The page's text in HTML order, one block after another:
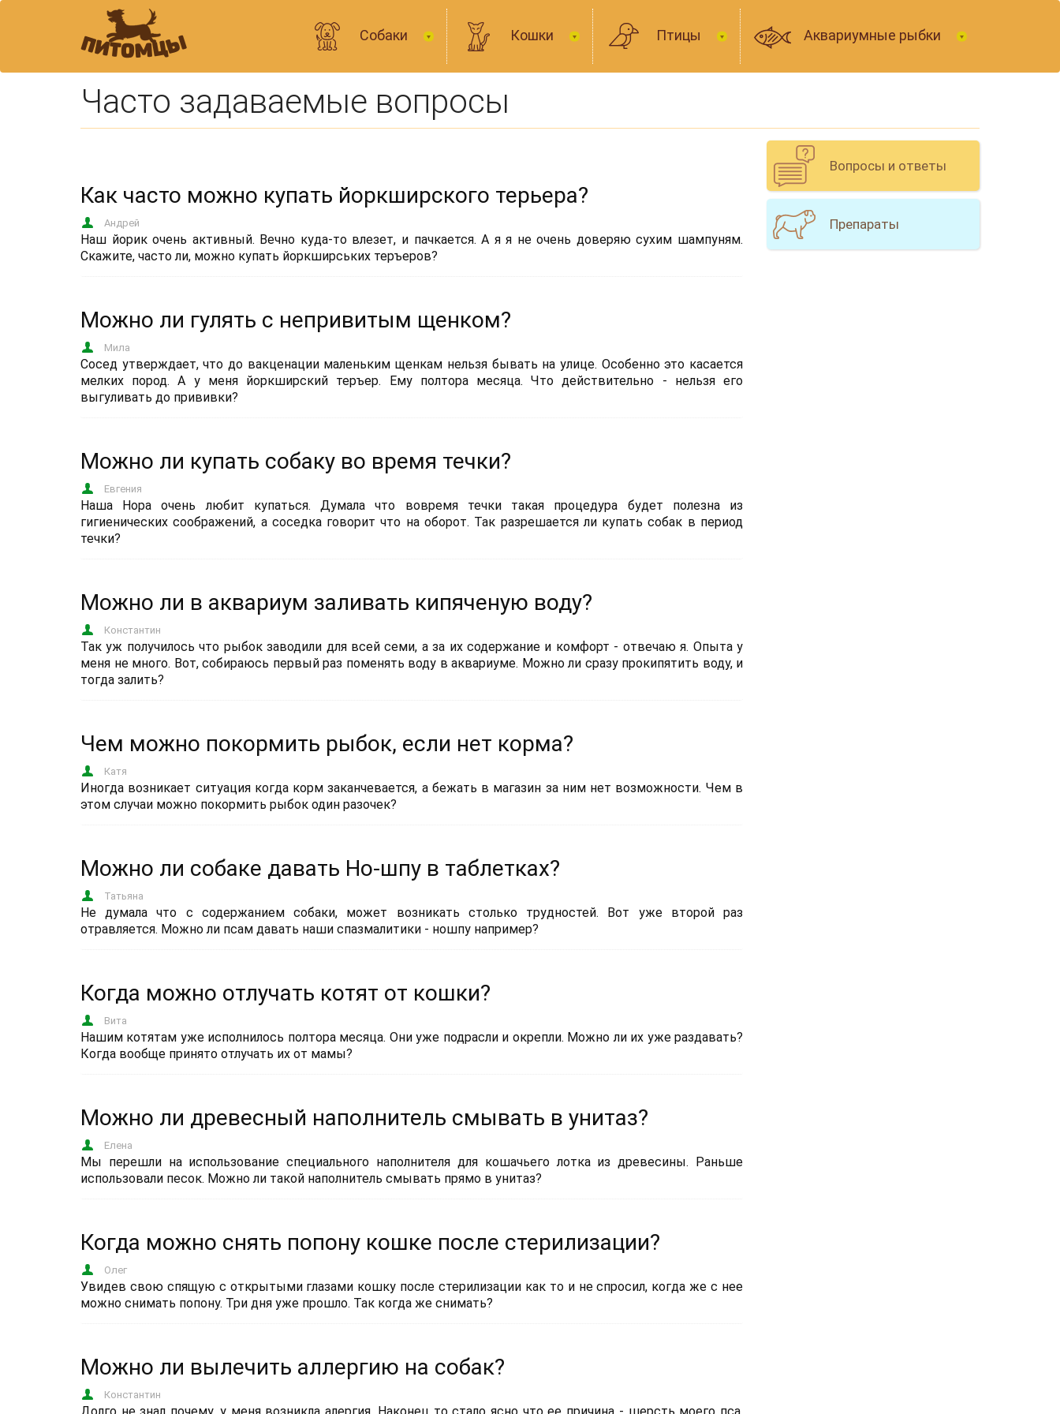
Собаки Кошки Птицы Аквариумные рыбки
Часто задаваемые вопросы
Как часто можно купать йоркширского терьера?
Андрей
Наш йорик очень активный. Вечно куда-то влезет, и пачкается. А я я не очень доверяю сухим шампуням.
Скажите, часто ли, можно купать йоркширських теръеров?
Можно ли гулять с непривитым щенком?
Мила
Сосед утверждает, что до вакценации маленьким щенкам нельзя бывать на улице. Особенно это касается
мелких пород. А у меня йоркширский теръер. Ему полтора месяца. Что действительно - нельзя его
выгуливать до прививки?
Можно ли купать собаку во время течки?
Евгения
Наша Нора очень любит купаться. Думала что вовремя течки такая процедура будет полезна из
гигиенических соображений, а соседка говорит что на оборот. Так разрешается ли купать собак в период
течки?
Можно ли в аквариум заливать кипяченую воду?
Константин
Так уж получилось что рыбок заводили для всей семи, а за их содержание и комфорт - отвечаю я. Опыта у
меня не много. Вот, собираюсь первый раз поменять воду в аквариуме. Можно ли сразу прокипятить воду, и
тогда залить?
Чем можно покормить рыбок, если нет корма?
Катя
Иногда возникает ситуация когда корм заканчевается, а бежать в магазин за ним нет возможности. Чем в
этом случаи можно покормить рыбок один разочек?
Можно ли собаке давать Но-шпу в таблетках?
Татьяна
Не думала что с содержанием собаки, может возникать столько трудностей. Вот уже второй раз
отравляется. Можно ли псам давать наши спазмалитики - ношпу например?
Когда можно отлучать котят от кошки?
Вита
Нашим котятам уже исполнилось полтора месяца. Они уже подрасли и окрепли. Можно ли их уже раздавать?
Когда вообще принято отлучать их от мамы?
Можно ли древесный наполнитель смывать в унитаз?
Елена
Мы перешли на использование специального наполнителя для кошачьего лотка из древесины. Раньше
использовали песок. Можно ли такой наполнитель смывать прямо в унитаз?
Когда можно снять попону кошке после стерилизации?
Олег
Увидев свою спящую с открытыми глазами кошку после стерилизации как то и не спросил, когда же с нее
можно снимать попону. Три дня уже прошло. Так когда же снимать?
Можно ли вылечить аллергию на собак?
Константин
Вопросы и ответы
Препараты